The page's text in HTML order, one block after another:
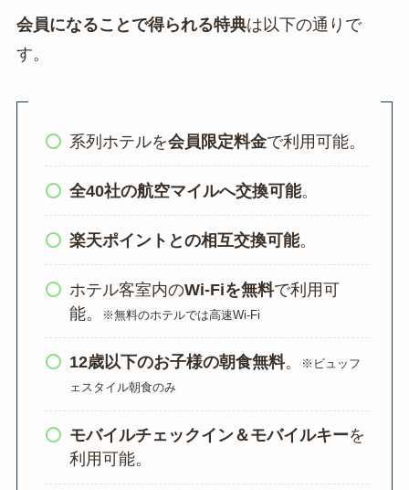
会員になることで得られる特典は以下の通りで
す。
系列ホテルを会員限定料金で利用可能。
全40社の航空マイルへ交換可能。
楽天ポイントとの相互交換可能。
ホテル客室内のWi-Fiを無料で利用可
能。
※無料のホテルでは高速Wi-Fi
12歳以下のお子様の朝食無料。
※ビュッフ
ェスタイル朝食のみ
モバイルチェックイン＆モバイルキーを
利用可能。